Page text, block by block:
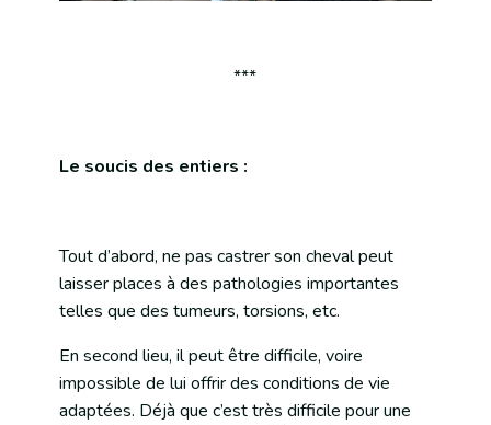
***
Le soucis des entiers :
Tout d’abord, ne pas castrer son cheval peut
laisser places à des pathologies importantes
telles que des tumeurs, torsions, etc.
En second lieu, il peut être difficile, voire
impossible de lui offrir des conditions de vie
adaptées. Déjà que c’est très difficile pour une